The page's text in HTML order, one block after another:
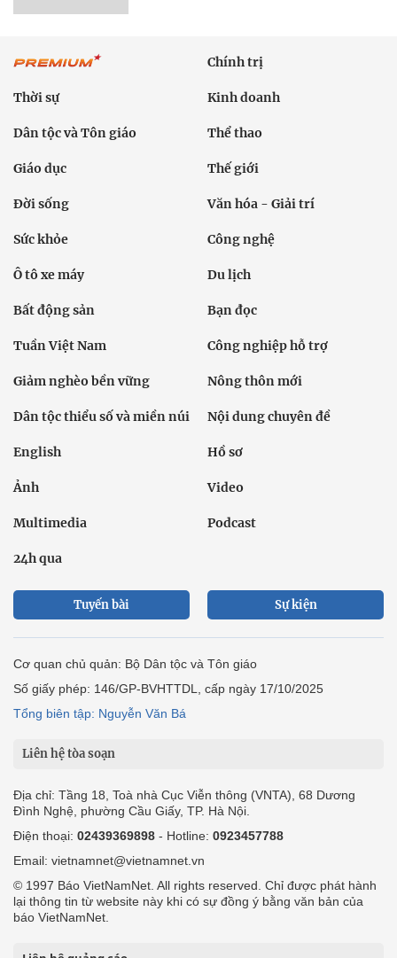
Chính trị
Thời sự Kinh doanh
Dân tộc và Tôn giáo Thể thao
Giáo dục Thế giới
Đời sống Văn hóa - Giải trí
Sức khỏe Công nghệ
Ô tô xe máy Du lịch
Bất động sản Bạn đọc
Tuần Việt Nam Công nghiệp hỗ trợ
Giảm nghèo bền vững Nông thôn mới
Dân tộc thiểu số và miền núi Nội dung chuyên đề
English Hồ sơ
Ảnh Video
Multimedia Podcast
24h qua
Tuyến bài Sự kiện
Cơ quan chủ quản: Bộ Dân tộc và Tôn giáo
Số giấy phép: 146/GP-BVHTTDL, cấp ngày 17/10/2025
Tổng biên tập: Nguyễn Văn Bá
Liên hệ tòa soạn
Địa chỉ: Tầng 18, Toà nhà Cục Viễn thông (VNTA), 68 Dương
Đình Nghệ, phường Cầu Giấy, TP. Hà Nội.
Điện thoại: 02439369898 - Hotline: 0923457788
Email: vietnamnet@vietnamnet.vn
© 1997 Báo VietNamNet. All rights reserved. Chỉ được phát hành
lại thông tin từ website này khi có sự đồng ý bằng văn bản của
báo VietNamNet.